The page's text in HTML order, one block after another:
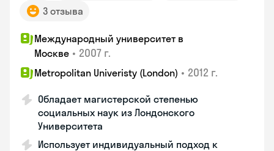
3 отзыва
Международный университет в
Москве • 2007 г.
Metropolitan Univeristy (London) • 2012 г.
Обладает магистерской степенью
социальных наук из Лондонского
Университета
Использует индивидуальный подход к